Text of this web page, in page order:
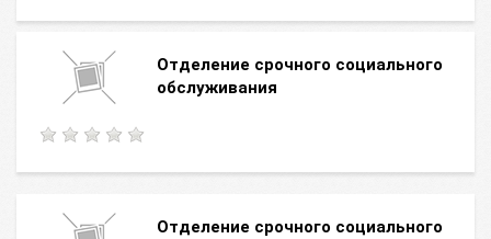
Отделение срочного социального
обслуживания
Отделение срочного социального